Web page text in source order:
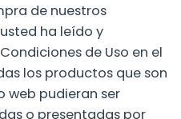
de nuestros
ha leído y
de Uso en el
los productos que son
web pudieran ser
o presentadas por